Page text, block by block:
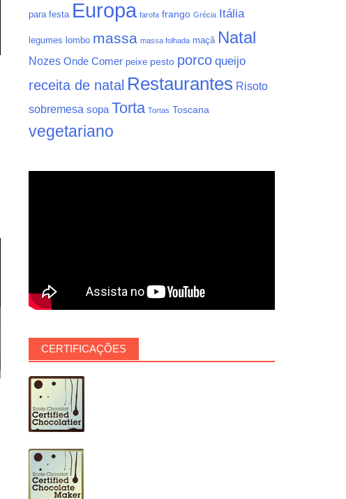
para festa Europa farofa frango Grécia Itália
legumes lombo massa massa folhada maçã Natal
Nozes Onde Comer peixe pesto porco queijo
receita de natal Restaurantes Risoto
sobremesa sopa Torta Tortas Toscana
vegetariano
CERTIFICAÇÕES